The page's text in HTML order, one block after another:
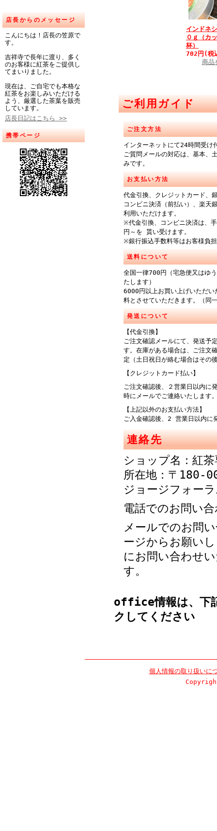
店長からのメッセージ
こんにちは！店長の笠原で
す。
吉祥寺で長年に渡り、多く
のお客様に紅茶をご提供し
てまいりました。
現在は、ご自宅でも本格な
紅茶をお楽しみいただける
よう、厳選した茶葉を販売
しています。
店長日記はこちら >>
携帯ページ
インドネ
０ｇ（カ
杯）
702円(税
商品
ご利用ガイド
ご注文方法
インターネットにて24時間受け
ご質問メールの対応は、基本、
みです。
お支払い方法
代金引換、クレジットカード、
コンビニ決済（前払い）、楽天
利用いただけます。
※代金引換、コンビニ決済は、
円～を 貰い受けます。
※銀行振込手数料等はお客様負
送料について
全国一律700円（宅急便又はゆ
たします）
6000円以上お買い上げいただい
料とさせていただきます。（同
発送について
【代金引換】
ご注文確認メールにて、発送予
す。在庫がある場合は、ご注文
定（土日祝日が絡む場合はその
【クレジットカード払い】
ご注文確認後、２営業日以内に
時にメールでご連絡
【上記以外のお支払い方法】
ご入金確認後、2 営業日以内に
連絡先
ショップ名：紅
所在地：〒180-
ジョージフォー
電話でのお問い
メールでのお問
ージからお願い
にお問い合わせ
す。
office情報は、
クしてください
個人情報の取り扱いに